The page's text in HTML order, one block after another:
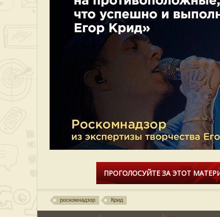
ПРОГОЛОСУЙТЕ ЗА ЭТОТ
роскомнадзор Крид